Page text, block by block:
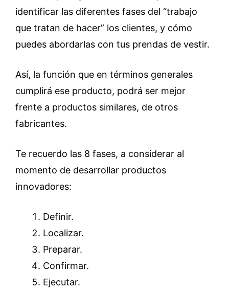
identificar las diferentes fases del “trabajo
que tratan de hacer” los clientes, y cómo
puedes abordarlas con tus prendas de vestir.
Así, la función que en términos generales
cumplirá ese producto, podrá ser mejor
frente a productos similares, de otros
fabricantes.
Te recuerdo las 8 fases, a considerar al
momento de desarrollar productos
innovadores:
Definir.
Localizar.
Preparar.
Confirmar.
Ejecutar.